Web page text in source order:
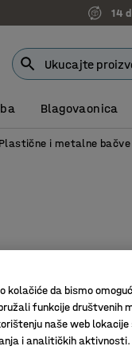
14
Blagovaonica
Plastične i metalne bačve
kolačiće da bismo
funkcije društvenih
naše web
i analitičkih aktivnosti.